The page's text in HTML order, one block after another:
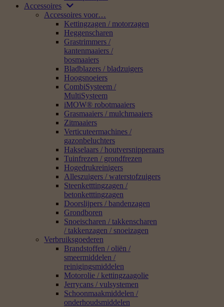
Accessoires
Accessoires voor…
Kettingzagen / motorzagen
Heggenscharen
Grastrimmers /
kantenmaaiers /
bosmaaiers
Bladblazers / bladzuigers
Hoogsnoeiers
CombiSysteem /
MultiSysteem
iMOW® robotmaaiers
Grasmaaiers / mulchmaaiers
Zitmaaiers
Verticuteermachines /
gazonbeluchters
Hakselaars / houtversnipperaars
Tuinfrezen / grondfrezen
Hogedrukreinigers
Alleszuigers / waterstofzuigers
Steenketttingzagen /
betonketttingzagen
Doorslijpers / bandenzagen
Grondboren
Snoeischaren / takkenscharen
/ takkenzagen / snoeizagen
Verbruiksgoederen
Brandstoffen / oliën /
smeermiddelen /
reinigingsmiddelen
Motorolie / kettingzaagolie
Jerrycans / vulsystemen
Schoonmaakmiddelen /
onderhoudsmiddelen